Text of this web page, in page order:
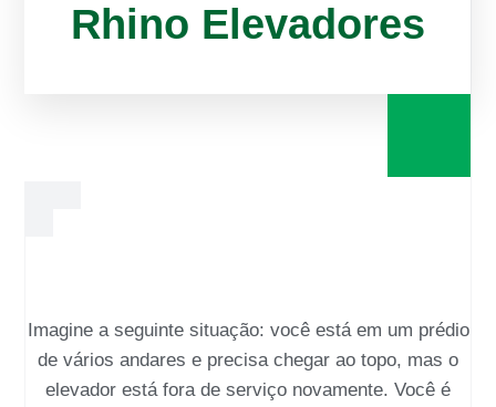
Rhino Elevadores
Imagine a seguinte situação: você está em um prédio
de vários andares e precisa chegar ao topo, mas o
elevador está fora de serviço novamente. Você é